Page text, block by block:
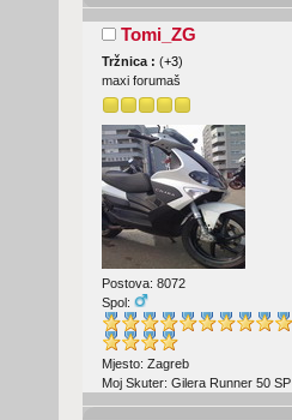
Tomi_ZG
Tržnica : (+3)
maxi forumaš
Postova: 8072
Spol:
Mjesto: Zagreb
Moj Skuter: Gilera Runner 50 SP